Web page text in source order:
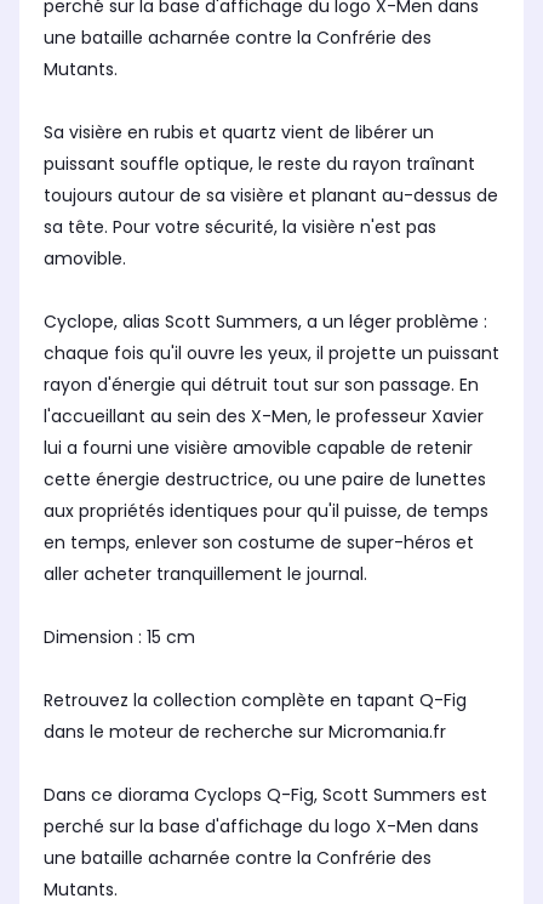
perché sur la base d'affichage du logo X-Men dans
une bataille acharnée contre la Confrérie des
Mutants.
Sa visière en rubis et quartz vient de libérer un
puissant souffle optique, le reste du rayon traînant
toujours autour de sa visière et planant au-dessus de
sa tête. Pour votre sécurité, la visière n'est pas
amovible.
Cyclope, alias Scott Summers, a un léger problème :
chaque fois qu'il ouvre les yeux, il projette un puissant
rayon d'énergie qui détruit tout sur son passage. En
l'accueillant au sein des X-Men, le professeur Xavier
lui a fourni une visière amovible capable de retenir
cette énergie destructrice, ou une paire de lunettes
aux propriétés identiques pour qu'il puisse, de temps
en temps, enlever son costume de super-héros et
aller acheter tranquillement le journal.
Dimension : 15 cm
Retrouvez la collection complète en tapant Q-Fig
dans le moteur de recherche sur Micromania.fr
Dans ce diorama Cyclops Q-Fig, Scott Summers est
perché sur la base d'affichage du logo X-Men dans
une bataille acharnée contre la Confrérie des
Mutants.